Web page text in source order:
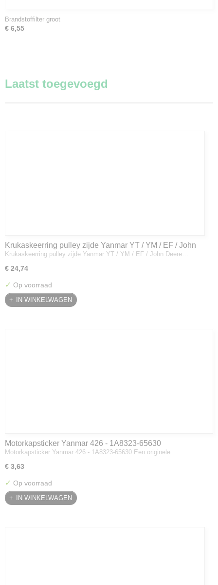
Brandstoffilter groot
€ 6,55
Laatst toegevoegd
Krukaskeerring pulley zijde Yanmar YT / YM / EF / John
Deere - 119934-01800
Krukaskeerring pulley zijde Yanmar YT / YM / EF / John Deere…
€ 24,74
✓ Op voorraad
IN WINKELWAGEN
Motorkapsticker Yanmar 426 - 1A8323-65630
Motorkapsticker Yanmar 426 - 1A8323-65630 Een originele…
€ 3,63
✓ Op voorraad
IN WINKELWAGEN